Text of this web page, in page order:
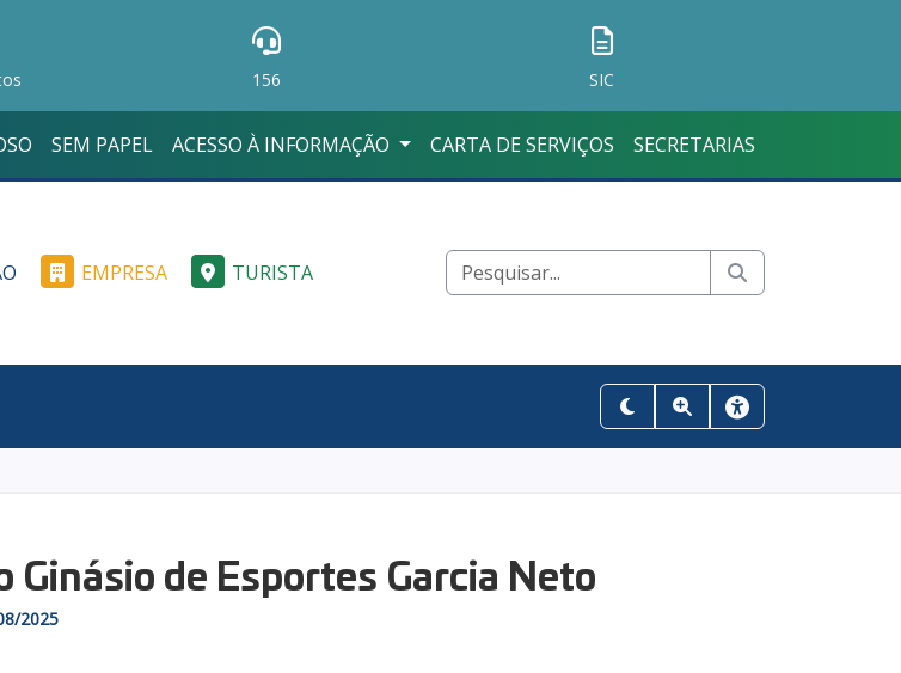
156 SIC
SEM PAPEL ACESSO À INFORMAÇÃO CARTA DE SERVIÇOS SECRETARIAS
EMPRESA TURISTA
de Esportes Garcia Neto
2025